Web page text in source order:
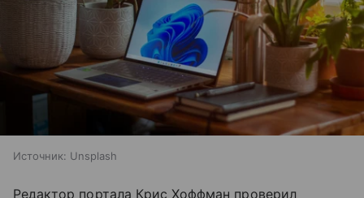
Источник: Unsplash
Редактор портала Крис Хоффман проверил